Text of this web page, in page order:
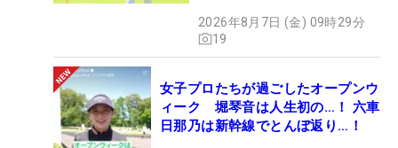
2026年8月7日 (金) 09時29分
19
女子プロたちが過ごしたオープンウ
ィーク 堀琴音は人生初の…！ 六車
日那乃は新幹線でとんぼ返り…！